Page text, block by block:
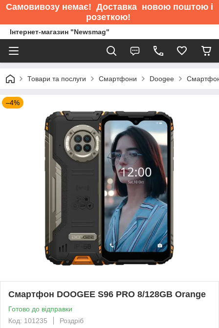
Самовивозу немає! Доставка новою поштою і
розеткою!
Інтернет-магазин "Newsmag"
Товари та послуги Смартфони Doogee
–4%
Смартфон DOOGEE S96 PRO 8/128GB Orange
Готово до відправки
Код: 101235
Роздріб